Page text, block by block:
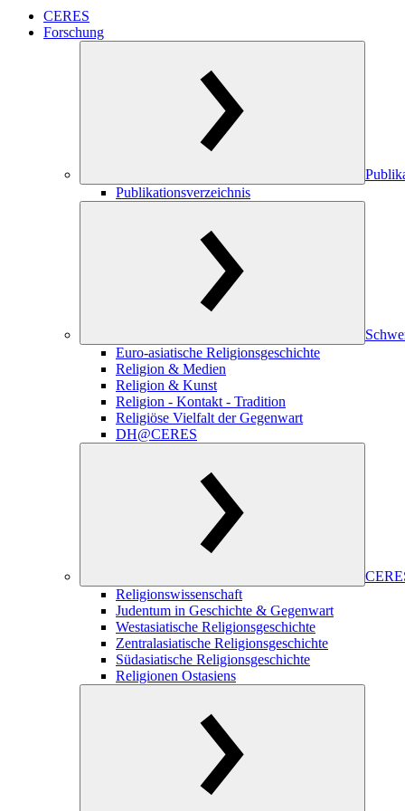
CERES
Forschung
Publikationsverzeichnis
Euro-asiatische Religionsgeschichte
Religion & Medien
Religion & Kunst
Religion - Kontakt - Tradition
Religiöse Vielfalt der Gegenwart
DH@CERES
Religionswissenschaft
Judentum in Geschichte & Gegenwart
Westasiatische Religionsgeschichte
Zentralasiatische Religionsgeschichte
Südasiatische Religionsgeschichte
Religionen Ostasiens